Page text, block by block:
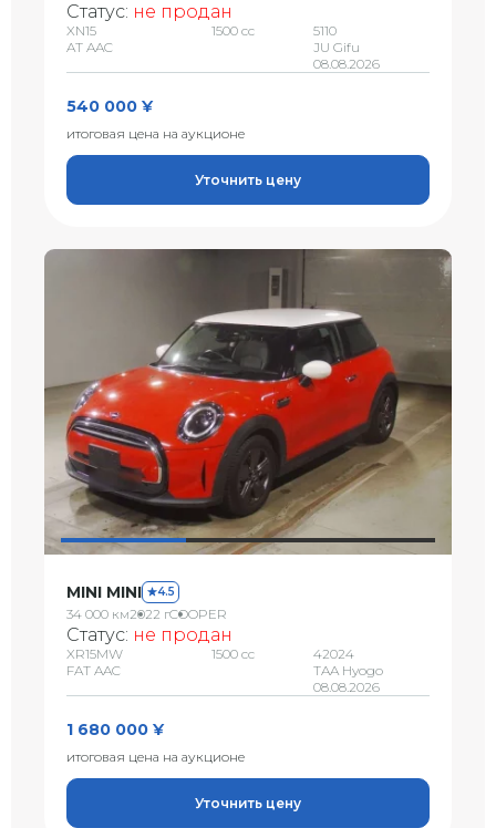
Статус: не продан
XN15
AT AAC
1500 сс
5110
JU Gifu
08.08.2026
540 000 ¥
итоговая цена на аукционе
Уточнить цену
MINI MINI 4.5
34 000 км2022 гCOOPER
Статус: не продан
XR15MW
FAT AAC
1500 сс
42024
TAA Hyogo
08.08.2026
1 680 000 ¥
итоговая цена на аукционе
Уточнить цену